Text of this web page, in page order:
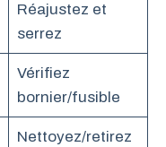
Réajustez et
serrez
Vérifiez
bornier/fusible
Nettoyez/retirez